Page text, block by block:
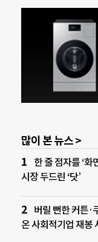
많이 본 뉴스 >
한 줄 점자를 ‘화
시장 두드린 ‘닷’
버릴 뻔한 커튼·
온 사회적기업 재봉